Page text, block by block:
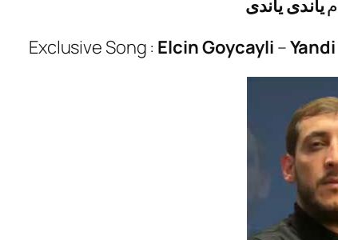
یاندی یاندی
Exclusive Song : Elcin Goycayli –